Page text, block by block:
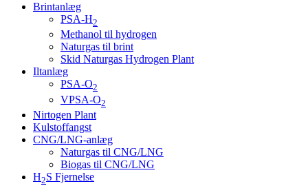
Brintanlæg
PSA-H2
Methanol til hydrogen
Naturgas til brint
Skid Naturgas Hydrogen Plant
Iltanlæg
PSA-O2
VPSA-O2
Nirtogen Plant
Kulstoffangst
CNG/LNG-anlæg
Naturgas til CNG/LNG
Biogas til CNG/LNG
H2S Fjernelse